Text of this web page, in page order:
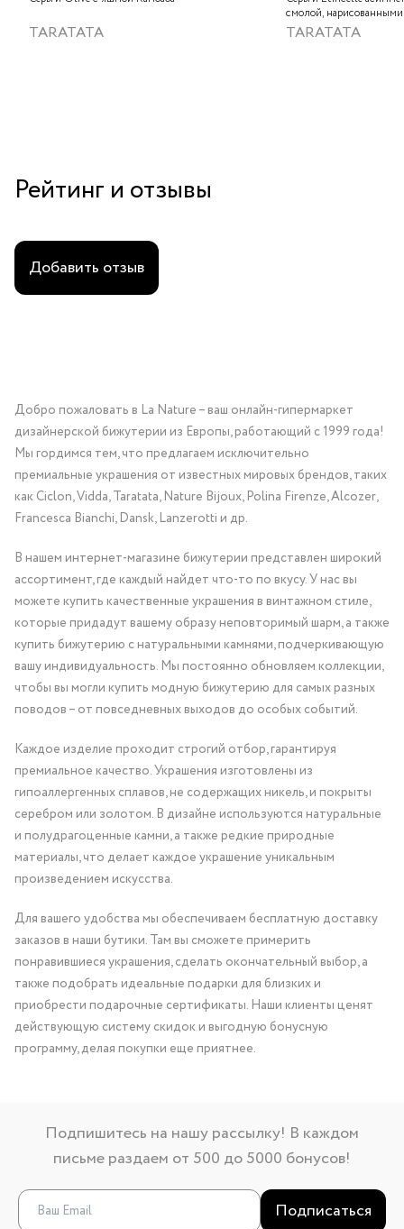
TARATATA
смолой,
слюдяным порошком,
тонированным
TARATATA
Рейтинг и отзывы
Добавить отзыв
Добро пожаловать в La Nature – ваш онлайн-гипермаркет
дизайнерской бижутерии из Европы, работающий с 1999 года!
Мы гордимся тем, что предлагаем исключительно
премиальные украшения от известных мировых брендов, таких
как Ciclon, Vidda, Taratata, Nature Bijoux, Polina Firenze, Alcozer,
Francesca Bianchi, Dansk, Lanzerotti и др.
В нашем интернет-магазине бижутерии представлен широкий
ассортимент, где каждый найдет что-то по вкусу. У нас вы
можете купить качественные украшения в винтажном стиле,
которые придадут вашему образу неповторимый шарм, а также
купить бижутерию с натуральными камнями, подчеркивающую
вашу индивидуальность. Мы постоянно обновляем коллекции,
чтобы вы могли купить модную бижутерию для самых разных
поводов – от повседневных выходов до особых событий.
Каждое изделие проходит строгий отбор, гарантируя
премиальное качество. Украшения изготовлены из
гипоаллергенных сплавов, не содержащих никель, и покрыты
серебром или золотом. В дизайне используются натуральные
и полудрагоценные камни, а также редкие природные
материалы, что делает каждое украшение уникальным
произведением искусства.
Для вашего удобства мы обеспечиваем бесплатную доставку
заказов в наши бутики. Там вы сможете примерить
понравившиеся украшения, сделать окончательный выбор, а
также подобрать идеальные подарки для близких и
приобрести подарочные сертификаты. Наши клиенты ценят
действующую систему скидок и выгодную бонусную
программу, делая покупки еще приятнее.
Подпишитесь на нашу рассылку! В каждом
письме раздаем от 500 до 5000 бонусов!
Подписаться